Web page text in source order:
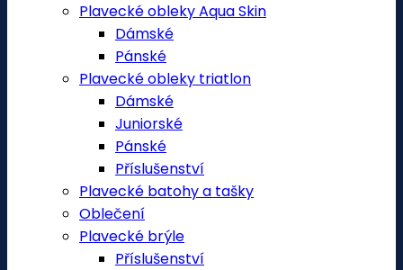
Plavecké obleky Aqua Skin
Dámské
Pánské
Plavecké obleky triatlon
Dámské
Juniorské
Pánské
Příslušenství
Plavecké batohy a tašky
Oblečení
Plavecké brýle
Příslušenství